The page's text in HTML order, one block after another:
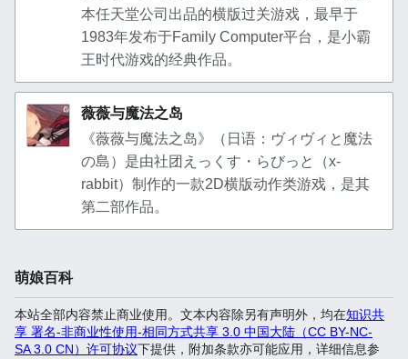
本任天堂公司出品的横版过关游戏，最早于
1983年发布于Family Computer平台，是小霸
王时代游戏的经典作品。
薇薇与魔法之岛
《薇薇与魔法之岛》（日语：ヴィヴィと魔法
の島）是由社团えっくす・らびっと（x-
rabbit）制作的一款2D横版动作类游戏，是其
第二部作品。
萌娘百科
本站全部内容禁止商业使用。文本内容除另有声明外，均在知识共
享 署名-非商业性使用-相同方式共享 3.0 中国大陆（CC BY-NC-
SA 3.0 CN）许可协议下提供，附加条款亦可能应用，详细信息参